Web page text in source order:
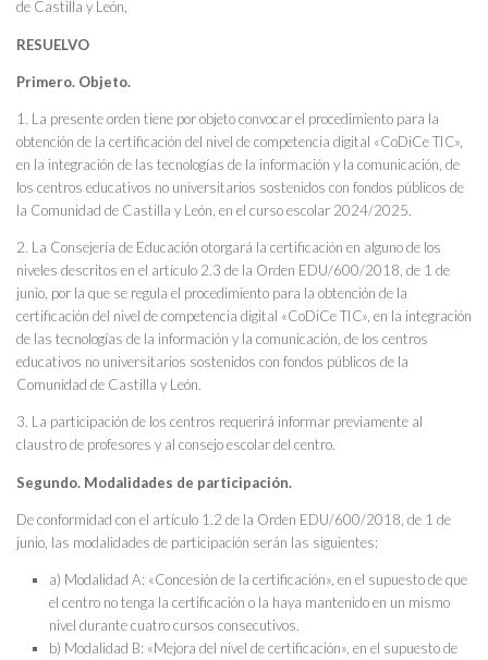
de Castilla y León,
RESUELVO
Primero. Objeto.
1. La presente orden tiene por objeto convocar el procedimiento para la
obtención de la certificación del nivel de competencia digital «CoDiCe TIC»,
en la integración de las tecnologías de la información y la comunicación, de
los centros educativos no universitarios sostenidos con fondos públicos de
la Comunidad de Castilla y León, en el curso escolar 2024/2025.
2. La Consejería de Educación otorgará la certificación en alguno de los
niveles descritos en el artículo 2.3 de la Orden EDU/600/2018, de 1 de
junio, por la que se regula el procedimiento para la obtención de la
certificación del nivel de competencia digital «CoDiCe TIC», en la integración
de las tecnologías de la información y la comunicación, de los centros
educativos no universitarios sostenidos con fondos públicos de la
Comunidad de Castilla y León.
3. La participación de los centros requerirá informar previamente al
claustro de profesores y al consejo escolar del centro.
Segundo. Modalidades de participación.
De conformidad con el artículo 1.2 de la Orden EDU/600/2018, de 1 de
junio, las modalidades de participación serán las siguientes:
a) Modalidad A: «Concesión de la certificación», en el supuesto de que
el centro no tenga la certificación o la haya mantenido en un mismo
nivel durante cuatro cursos consecutivos.
b) Modalidad B: «Mejora del nivel de certificación», en el supuesto de